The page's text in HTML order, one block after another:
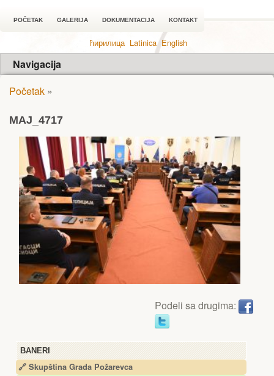
POČETAK GALERIJA DOKUMENTACIJA KONTAKT
ћирилица Latinica English
Navigacija
BANERI
🔗 Skupština Grada Požarevca
Početak »
MAJ_4717
Podeli sa drugima: